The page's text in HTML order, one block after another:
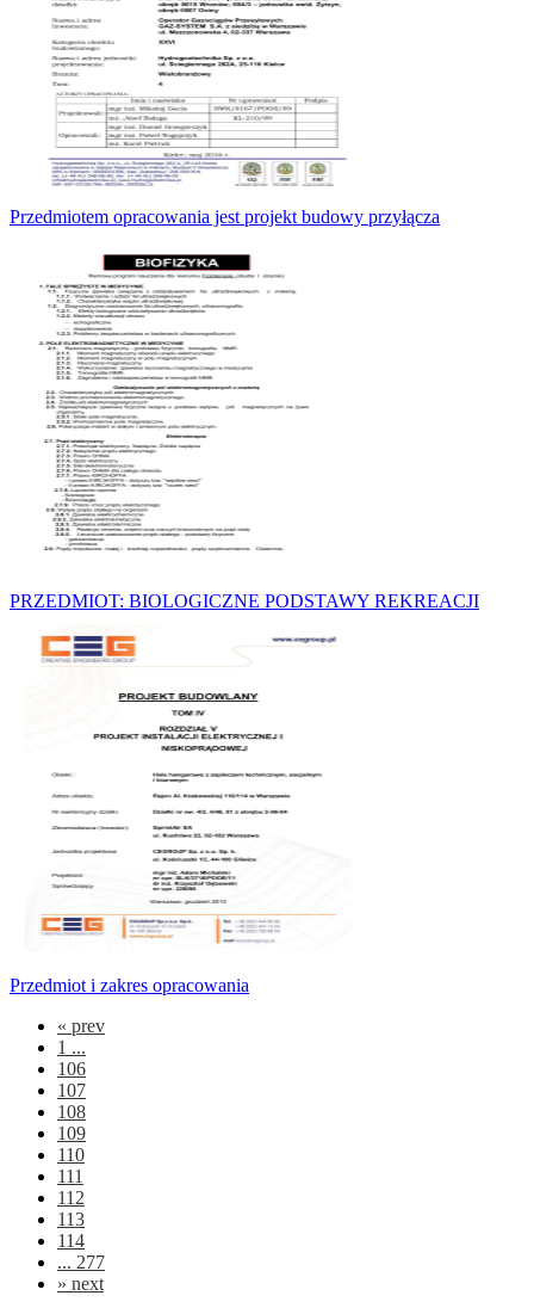
Przedmiotem opracowania jest projekt budowy przyłącza
PRZEDMIOT: BIOLOGICZNE PODSTAWY REKREACJI
Przedmiot i zakres opracowania
« prev
1 ...
106
107
108
109
110
111
112
113
114
... 277
» next